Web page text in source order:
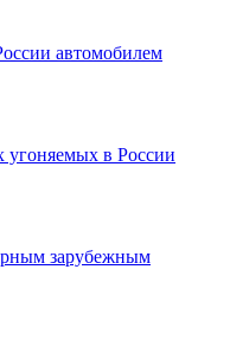
автомобилем
угоняемых в России
зарубежным